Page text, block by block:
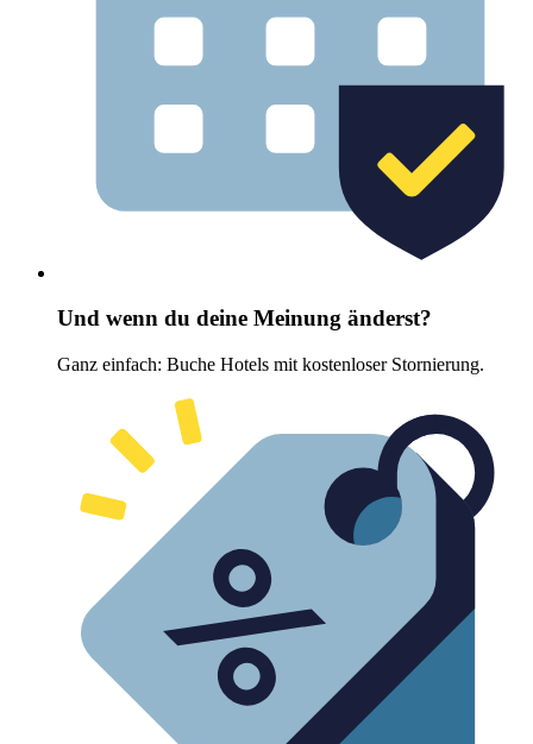
Und wenn du deine Meinung änderst?
Ganz einfach: Buche Hotels mit kostenloser Stornierung.